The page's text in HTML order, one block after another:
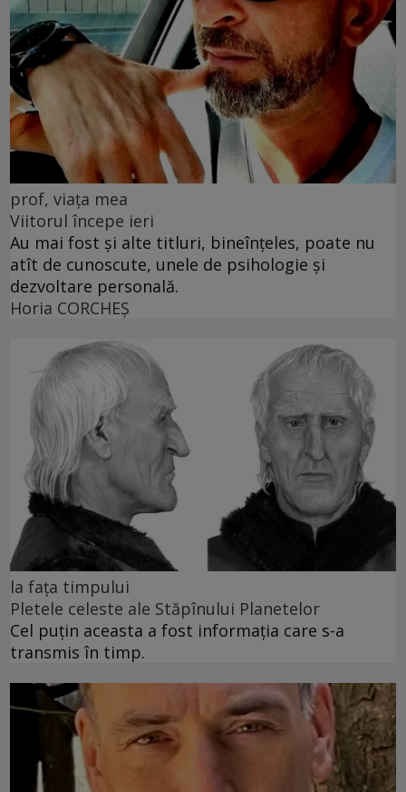
prof, viața mea
Viitorul începe ieri
Au mai fost și alte titluri, bineînțeles, poate nu
atît de cunoscute, unele de psihologie și
dezvoltare personală.
Horia CORCHEŞ
la fața timpului
Pletele celeste ale Stăpînului Planetelor
Cel puţin aceasta a fost informaţia care s-a
transmis în timp.